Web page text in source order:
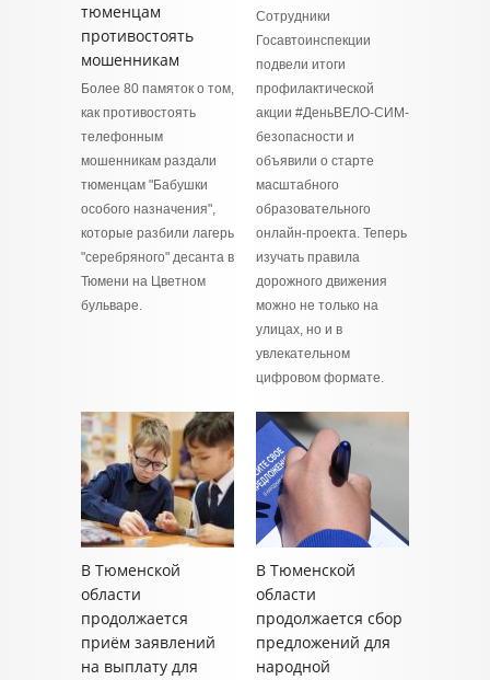
тюменцам
противостоять
мошенникам
Более 80 памяток о том,
как противостоять
телефонным
мошенникам раздали
тюменцам "Бабушки
особого назначения",
которые разбили лагерь
"серебряного" десанта в
Тюмени на Цветном
бульваре.
Сотрудники
Госавтоинспекции
подвели итоги
профилактической
акции #ДеньВЕЛО-СИМ-
безопасности и
объявили о старте
масштабного
образовательного
онлайн-проекта. Теперь
изучать правила
дорожного движения
можно не только на
улицах, но и в
увлекательном
цифровом формате.
В Тюменской
области
продолжается
приём заявлений
на выплату для
В Тюменской
области
продолжается сбор
предложений для
народной